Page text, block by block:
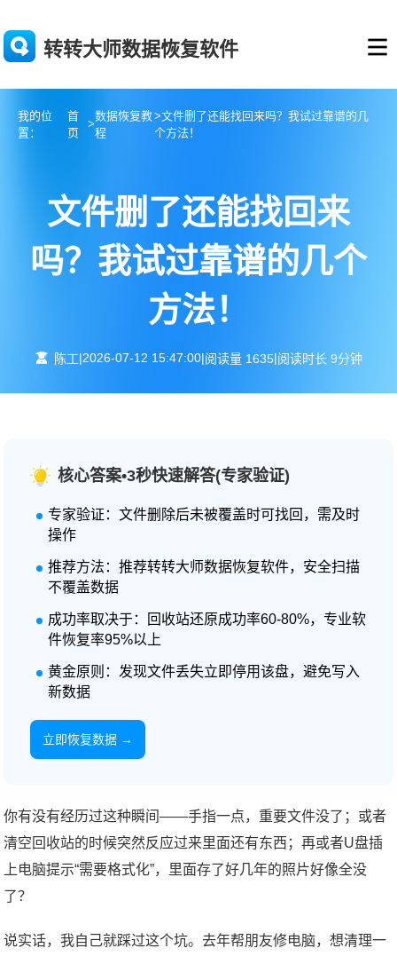
转转大师数据恢复软件
我的位
置：
首
页
>
数据恢复教
程
>文件删了还能找回来吗？我试过靠谱的几
个方法！
文件删了还能找回来
吗？我试过靠谱的几个
方法！
陈工|2026-07-12 15:47:00|阅读量 1635|阅读时长 9分钟
核心答案•3秒快速解答(专家验证)
专家验证：文件删除后未被覆盖时可找回，需及时
操作
推荐方法：推荐转转大师数据恢复软件，安全扫描
不覆盖数据
成功率取决于：回收站还原成功率60-80%，专业软
件恢复率95%以上
黄金原则：发现文件丢失立即停用该盘，避免写入
新数据
立即恢复数据 →
你有没有经历过这种瞬间——手指一点，重要文件没了；或者
清空回收站的时候突然反应过来里面还有东西；再或者U盘插
上电脑提示“需要格式化”，里面存了好几年的照片好像全没
了？
说实话，我自己就踩过这个坑。去年帮朋友修电脑，想清理一